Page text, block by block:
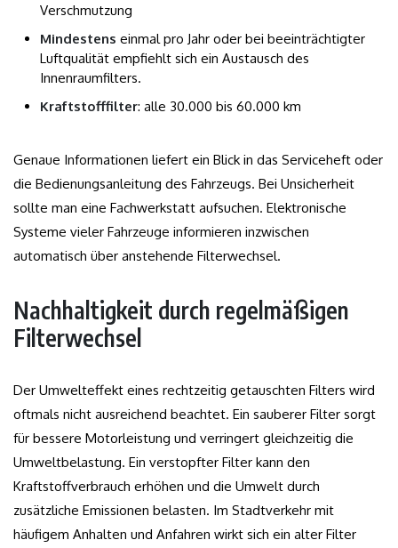
Verschmutzung
Mindestens einmal pro Jahr oder bei beeinträchtigter
Luftqualität empfiehlt sich ein Austausch des
Innenraumfilters.
Kraftstofffilter: alle 30.000 bis 60.000 km
Genaue Informationen liefert ein Blick in das Serviceheft oder
die Bedienungsanleitung des Fahrzeugs. Bei Unsicherheit
sollte man eine Fachwerkstatt aufsuchen. Elektronische
Systeme vieler Fahrzeuge informieren inzwischen
automatisch über anstehende Filterwechsel.
Nachhaltigkeit durch regelmäßigen
Filterwechsel
Der Umwelteffekt eines rechtzeitig getauschten Filters wird
oftmals nicht ausreichend beachtet. Ein sauberer Filter sorgt
für bessere Motorleistung und verringert gleichzeitig die
Umweltbelastung. Ein verstopfter Filter kann den
Kraftstoffverbrauch erhöhen und die Umwelt durch
zusätzliche Emissionen belasten. Im Stadtverkehr mit
häufigem Anhalten und Anfahren wirkt sich ein alter Filter